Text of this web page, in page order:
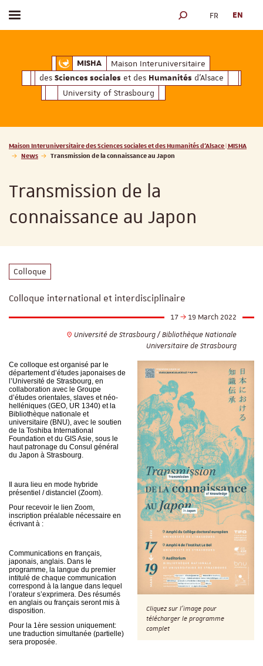
MISHAMaison Interuniversitaire des
Maison Interuniversitaire
des Sciences sociales et des Humanités d'Alsace
University of Strasbourg
Toggle menu SEARCH ENGINE
FR EN
Vous êtes ici :
Maison Interuniversitaire des Sciences sociales et des Humanités d'Alsace | MISHA
News
Transmission de la connaissance au Japon
Transmission de la
connaissance au Japon
Colloque
Colloque international et interdisciplinaire
17
19 March 2022
Université de Strasbourg / Bibliothèque Nationale
Universitaire de Strasbourg
Cliquez sur l'image pour
télécharger le programme
complet
Ce colloque est organisé par le
département d’études japonaises de
l’Université de Strasbourg, en
collaboration avec le Groupe
d’études orientales, slaves et néo-
helléniques (GEO, UR 1340) et la
Bibliothèque nationale et
universitaire (BNU), avec le soutien
de la Toshiba International
Foundation et du GIS Asie, sous le
haut patronage du Consul général
du Japon à Strasbourg.
Il aura lieu en mode hybride
présentiel / distanciel (Zoom).
Pour recevoir le lien Zoom,
inscription préalable nécessaire en
écrivant à :
Communications en français,
japonais, anglais. Dans le
programme, la langue du premier
intitulé de chaque communication
correspond à la langue dans lequel
l’orateur s’exprimera. Des résumés
en anglais ou français seront mis à
disposition.
Pour la 1ère session uniquement:
une traduction simultanée (partielle)
sera proposée.